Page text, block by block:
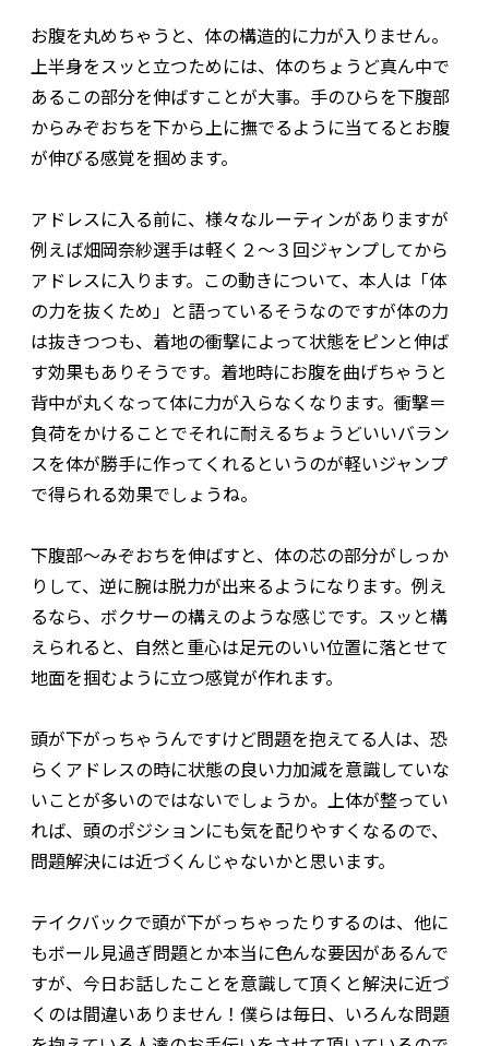
お腹を丸めちゃうと、体の構造的に力が入りません。
上半身をスッと立つためには、体のちょうど真ん中で
あるこの部分を伸ばすことが大事。手のひらを下腹部
からみぞおちを下から上に撫でるように当てるとお腹
が伸びる感覚を掴めます。
アドレスに入る前に、様々なルーティンがありますが
例えば畑岡奈紗選手は軽く２～３回ジャンプしてから
アドレスに入ります。この動きについて、本人は「体
の力を抜くため」と語っているそうなのですが体の力
は抜きつつも、着地の衝撃によって状態をピンと伸ば
す効果もありそうです。着地時にお腹を曲げちゃうと
背中が丸くなって体に力が入らなくなります。衝撃＝
負荷をかけることでそれに耐えるちょうどいいバラン
スを体が勝手に作ってくれるというのが軽いジャンプ
で得られる効果でしょうね。
下腹部～みぞおちを伸ばすと、体の芯の部分がしっか
りして、逆に腕は脱力が出来るようになります。例え
るなら、ボクサーの構えのような感じです。スッと構
えられると、自然と重心は足元のいい位置に落とせて
地面を掴むように立つ感覚が作れます。
頭が下がっちゃうんですけど問題を抱えてる人は、恐
らくアドレスの時に状態の良い力加減を意識していな
いことが多いのではないでしょうか。上体が整ってい
れば、頭のポジションにも気を配りやすくなるので、
問題解決には近づくんじゃないかと思います。
テイクバックで頭が下がっちゃったりするのは、他に
もボール見過ぎ問題とか本当に色んな要因があるんで
すが、今日お話したことを意識して頂くと解決に近づ
くのは間違いありません！僕らは毎日、いろんな問題